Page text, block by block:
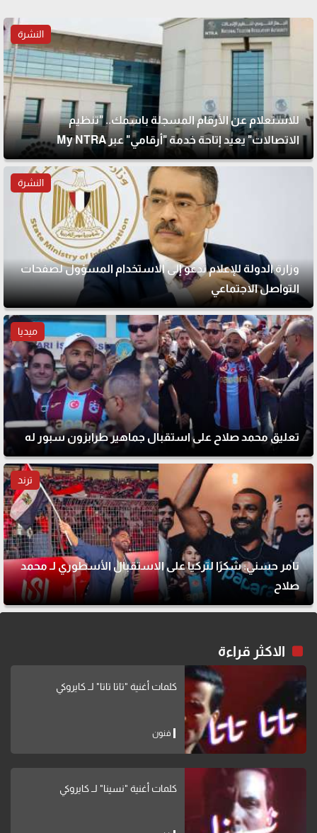
النشرة
للاستعلام عن الأرقام المسجلة باسمك.. "تنظيم
الاتصالات" يعيد إتاحة خدمة "أرقامي" عبر My NTRA
النشرة
وزارة الدولة للإعلام تدعو إلى الاستخدام المسؤول لصفحات
التواصل الاجتماعي
ميديا
تعليق محمد صلاح على استقبال جماهير طرابزون سبور له
ترند
تامر حسني: شكرًا لتركيا على الاستقبال الأسطوري لـ محمد
صلاح
الاكثر قراءة
كلمات أغنية "تاتا تاتا" لــ كايروكي
فنون
كلمات أغنية "نسينا" لــ كايروكي